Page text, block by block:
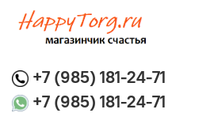
+7 (985) 181-24-71
+7 (985) 181-24-71